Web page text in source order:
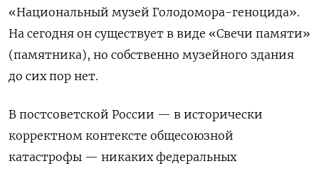
«Национальный музей Голодомора-геноцида».
На сегодня он существует в виде «Свечи памяти»
(памятника), но собственно музейного здания
до сих пор нет.
В постсоветской России — в исторически
корректном контексте общесоюзной
катастрофы — никаких федеральных